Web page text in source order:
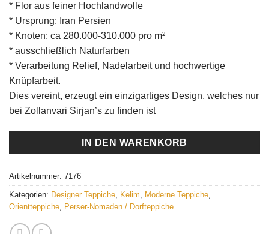
* Flor aus feiner Hochlandwolle
* Ursprung: Iran Persien
* Knoten: ca 280.000-310.000 pro m²
* ausschließlich Naturfarben
* Verarbeitung Relief, Nadelarbeit und hochwertige
Knüpfarbeit.
Dies vereint, erzeugt ein einzigartiges Design, welches nur
bei Zollanvari Sirjan’s zu finden ist
IN DEN WARENKORB
Artikelnummer: 7176
Kategorien: Designer Teppiche Kelim Moderne Teppiche
Orientteppiche Perser-Nomaden / Dorfteppiche